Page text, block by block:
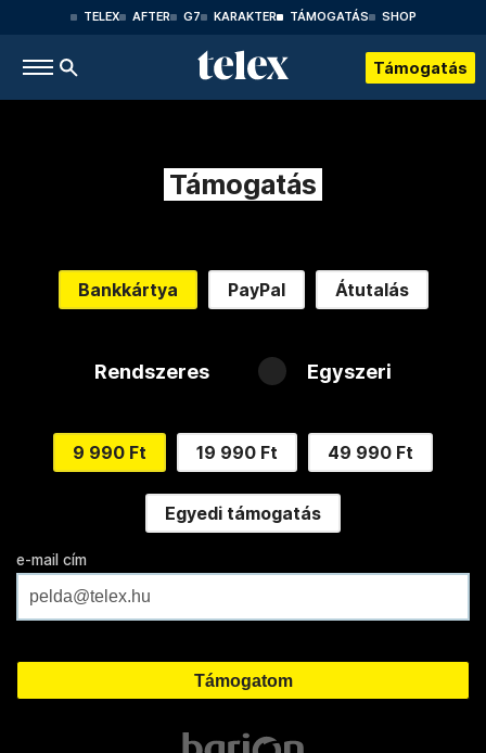
TELEX AFTER G7 KARAKTER TÁMOGATÁS SHOP
Támogatás
Támogatás
Bankkártya PayPal Átutalás
Rendszeres Egyszeri
9 990 Ft 19 990 Ft 49 990 Ft
Egyedi támogatás
e-mail cím